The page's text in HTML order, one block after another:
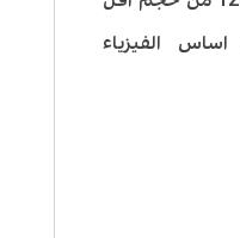
الفيزياء